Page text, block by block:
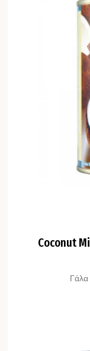
Coconut
Γάλα